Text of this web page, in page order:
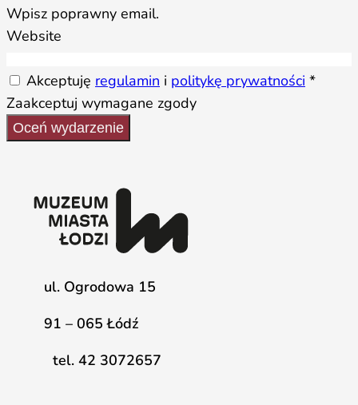
Wpisz poprawny email.
Website
Akceptuję regulamin i politykę prywatności *
Zaakceptuj wymagane zgody
Oceń wydarzenie
ul. Ogrodowa 15
91 – 065 Łódź
tel. 42 3072657